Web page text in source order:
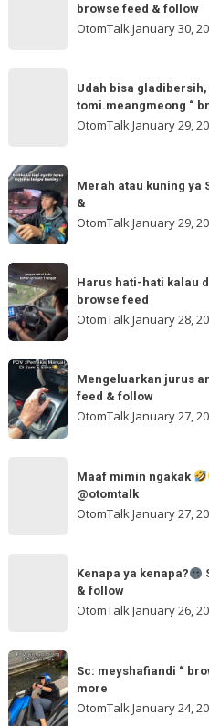
@otomtalk
akmschooldrive_cikarang
&
follow
browse feed & follow
OtomTalkJanuary 30,
gladibersih,
otw
🌬
🌬
Sc:
“
browse
feed
Udah bisa
tomi.meangmeong “
OtomTalkJanuary 29,
Merah
atau
kuning
ya
Sc:
wahidmobil.id
“
browse
Merah atau kuning ya
&
OtomTalk January 29,
Harus
hati-
hati
kalau
dua
tangan
Sc:
arvanjayamotor
Harus hati-hati kalau
browse feed
OtomTalkJanuary 28,
Mengeluarkan
jurus
andalan
Sc:
Mengeluarkan jurus
feed & follow
OtomTalkJanuary 27,
follow
@otomtalk
Maaf mimin ngakak
@otomtalk
OtomTalkJanuary 27,
Sc:
nguuuuuuung
“
browse
Kenapa ya kenapa?
& follow
OtomTalkJanuary 26,
Sc:
meyshafiandi
“
Sc: meyshafiandi “
more
OtomTalkJanuary 24,